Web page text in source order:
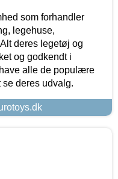
som forhandler
legehuse,
deres legetøj og
og godkendt i
alle de populære
deres udvalg.